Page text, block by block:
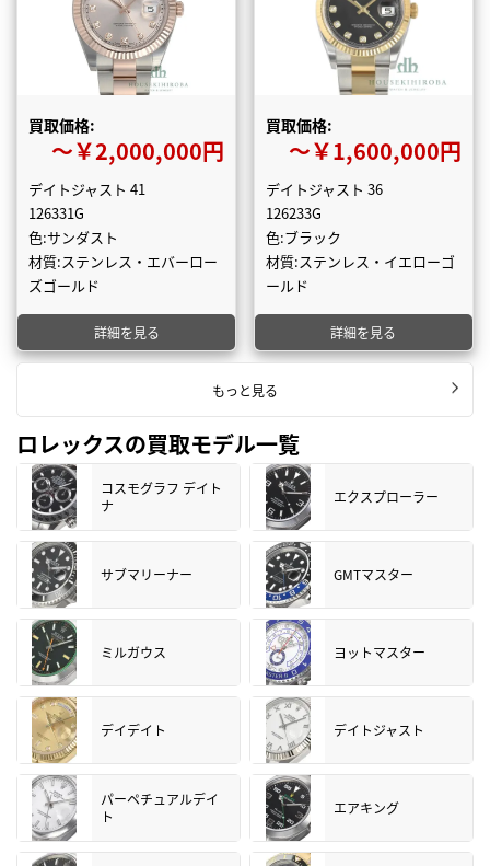
買取価格:
〜￥2,000,000円
デイトジャスト 41
126331G
色:サンダスト
材質:ステンレス・エバーロー
ズゴールド
詳細を見る
買取価格:
〜￥1,600,000円
デイトジャスト 36
126233G
色:ブラック
材質:ステンレス・イエローゴ
ールド
詳細を見る
もっと見る
ロレックスの買取モデル一覧
コスモグラフ デイト
ナ
エクスプローラー
サブマリーナー GMTマスター
ミルガウス ヨットマスター
デイデイト デイトジャスト
パーペチュアルデイ
ト
エアキング